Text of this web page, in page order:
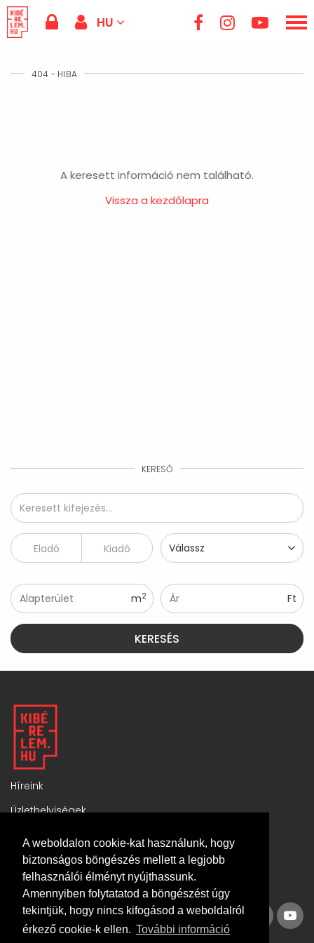
A weboldalon cookie-kat használunk, hogy
biztonságos böngészés mellett a legjobb
felhasználói élményt nyújthassunk.
Amennyiben folytatatod a böngészést úgy
tekintjük, hogy nincs kifogásod a weboldalról
érkező cookie-k ellen. További információ
HU
404 - HIBA
A keresett információ nem található.
Vissza a kezdőlapra
KERESŐ
Eladó Kiadó Válassz
m2 Ft
KERESÉS
Híreink
Üzlethelyiségek
Általános szerződési feltételek
Adatvédelmi tájékoztató